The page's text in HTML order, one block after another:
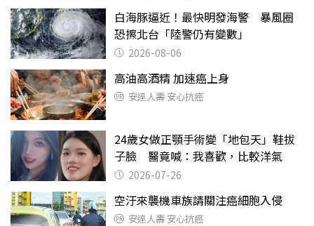
白海豚逼近！最快明發海警 暴風圈
恐擦北台「陸警仍有變數」
2026-08-06
高油高酒精 加速癌上身
安達人壽 安心抗癌
24歲女做正顎手術變「地包天」鞋拔
子臉 醫竟喊：我喜歡，比較洋氣
2026-07-26
空汙來襲機車族請關注癌細胞入侵
安達人壽 安心抗癌